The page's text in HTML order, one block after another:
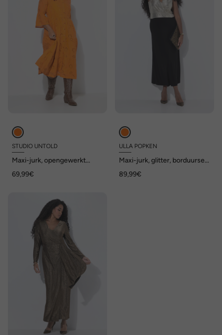
STUDIO UNTOLD
Maxi-jurk, opengewerkt
mouw
69,99€
ULLA POPKEN
Maxi-jurk, glitter, borduursel,
89,99€